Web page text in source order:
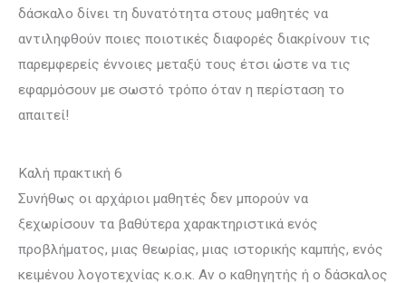
δάσκαλο δίνει τη δυνατότητα στους μαθητές να
αντιληφθούν ποιες ποιοτικές διαφορές διακρίνουν τις
παρεμφερείς έννοιες μεταξύ τους έτσι ώστε να τις
εφαρμόσουν με σωστό τρόπο όταν η περίσταση το
απαιτεί!
Καλή πρακτική 6
Συνήθως οι αρχάριοι μαθητές δεν μπορούν να
ξεχωρίσουν τα βαθύτερα χαρακτηριστικά ενός
προβλήματος, μιας θεωρίας, μιας ιστορικής καμπής, ενός
κειμένου λογοτεχνίας κ.ο.κ. Αν ο καθηγητής ή ο δάσκαλος